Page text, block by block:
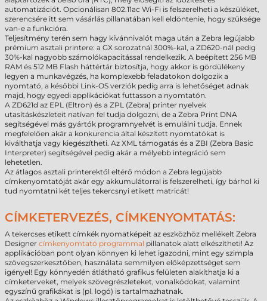
automatizációt. Opcionálisan 802.11ac Wi-Fi is felszerelheti a készüléket,
szerencsére itt sem vásárlás pillanatában kell eldöntenie, hogy szüksége
van-e a funkcióra.
Teljesítmény terén sem hagy kívánnivalót maga után a Zebra legújabb
prémium asztali printere: a GX sorozatnál 300%-kal, a ZD620-nál pedig
30%-kal nagyobb számolókapacitással rendelkezik. A beépített 256 MB
RAM és 512 MB Flash háttértár biztosítja, hogy akkor is gördülékeny
legyen a munkavégzés, ha komplexebb feladatokon dolgozik a
nyomtató, a későbbi Link-OS verziók pedig arra is lehetőséget adnak
majd, hogy egyedi applikációkat futtasson a nyomtatón.
A ZD621d az EPL (Eltron) és a ZPL (Zebra) printer nyelvek
utasításkészleteit natívan fel tudja dolgozni, de a Zebra Print DNA
segítségével más gyártók programnyelvét is emulálni tudja. Ennek
megfelelően akár a konkurencia által készített nyomtatókat is
kiválthatja vagy kiegészítheti. Az XML támogatás és a ZBI (Zebra Basic
Interpreter) segítségével pedig akár a mélyebb integráció sem
lehetetlen.
Az átlagos asztali printerektől eltérő módon a Zebra legújabb
címkenyomtatóját akár egy akkumulátorral is felszerelheti, így bárhol ki
tud nyomtatni két teljes tekercsnyi etikett matricát!
CÍMKETERVEZÉS, CÍMKENYOMTATÁS:
A tekercses etikett címkék nyomatképeit az eszközhöz mellékelt Zebra
Designer címkenyomtató programmal pillanatok alatt elkészítheti! Az
applikációban pont olyan könnyen ki lehet igazodni, mint egy szimpla
szövegszerkesztőben, használata semmilyen előképzettséget sem
igényel! Egy könnyedén átlátható grafikus felületen alakíthatja ki a
címketerveket, melyek szövegrészleteket, vonalkódokat, valamint
egyszínű grafikákat is (pl. logó) is tartalmazhatnak.